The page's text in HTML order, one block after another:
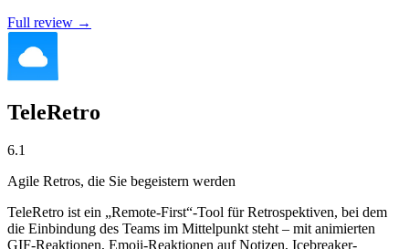
Full review →
TeleRetro
6.1
Agile Retros, die Sie begeistern werden
TeleRetro ist ein „Remote-First“-Tool für Retrospektiven, bei dem
die Einbindung des Teams im Mittelpunkt steht – mit animierten
GIF-Reaktionen, Emoji-Reaktionen auf Notizen, Icebreaker-